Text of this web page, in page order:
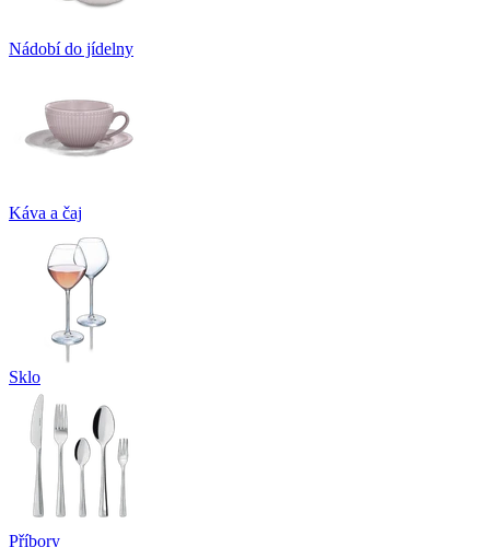
Nádobí do jídelny
Káva a čaj
Sklo
Příbory